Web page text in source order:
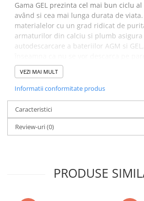
Gama GEL prezinta cel mai bun ciclu
având si cea mai lunga durata de
materialelor cu un grad ridicat de
armaturilor din calciu si plumb asigura
autodescarcare a bateriilor AGM si
perioade de timp. Ambele game au
cupru, cu gauri filetate M8, ce asigura
contact posibil si elimina necesitatea
Acumulatorii AGM super ciclici sunt
descarcari ocazionale pana la 100%
descarcari frecvente de 60-80% din
VEZI MAI MULT
Informatii conformitate produs
Caracteristici
Review-uri(0)
PRODUSE